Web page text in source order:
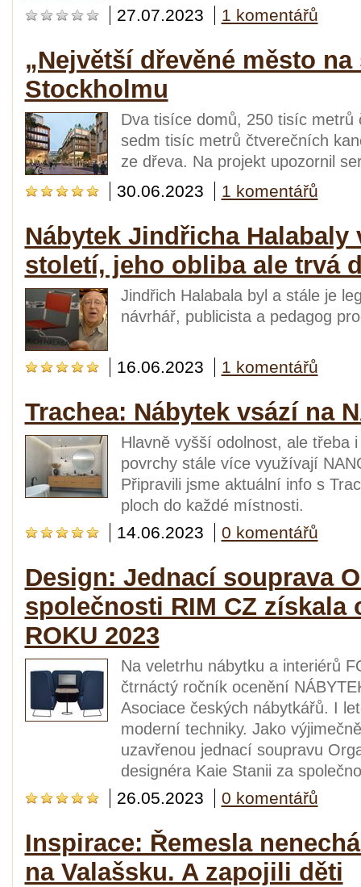
27.07.2023 1 komentářů
„Největší dřevěné město
Stockholmu
Dva tisíce domů, 250 tisíc
sedm tisíc metrů čtverečních
ze dřeva. Na projekt upozornil
30.06.2023 1 komentářů
Nábytek Jindřicha
století, jeho obliba ale trvá
Jindřich Halabala byl a stále je
návrhář, publicista a pedagog
16.06.2023 1 komentářů
Trachea: Nábytek vsází na
Hlavně vyšší odolnost, ale
povrchy stále více využívají
Připravili jsme aktuální info s
ploch do každé místnosti.
14.06.2023 0 komentářů
Design: Jednací souprava
společnosti RIM CZ získala
ROKU 2023
Na veletrhu nábytku a interiérů
čtrnáctý ročník ocenění
Asociace českých nábytkářů. I
moderní techniky. Jako
uzavřenou jednací soupravu
designéra Kaie Stanii za
26.05.2023 0 komentářů
Inspirace: Řemesla
na Valašsku. A zapojili děti